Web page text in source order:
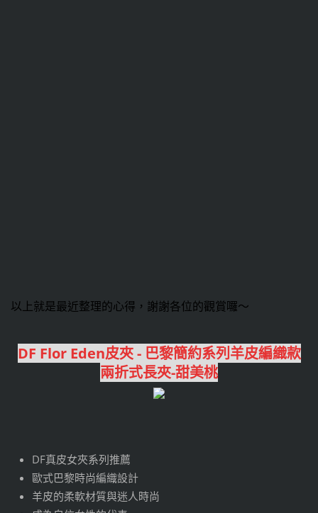
以上就是最近整理的心得，謝謝各位的觀賞囉～
DF Flor Eden皮夾 - 巴黎簡約系列羊皮編織款
兩折式長夾-甜美桃
DF真皮女夾系列推薦
歐式巴黎時尚編織設計
羊皮的柔軟材質與迷人時尚